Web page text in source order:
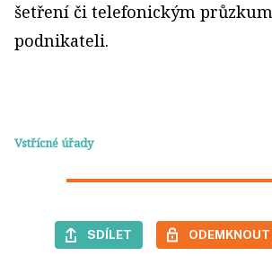
šetření či telefonickým
podnikateli.
Vstřícné úřady
SDÍLET